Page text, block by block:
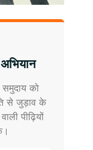
को
से जुड़ाव के
पीढ़ियों